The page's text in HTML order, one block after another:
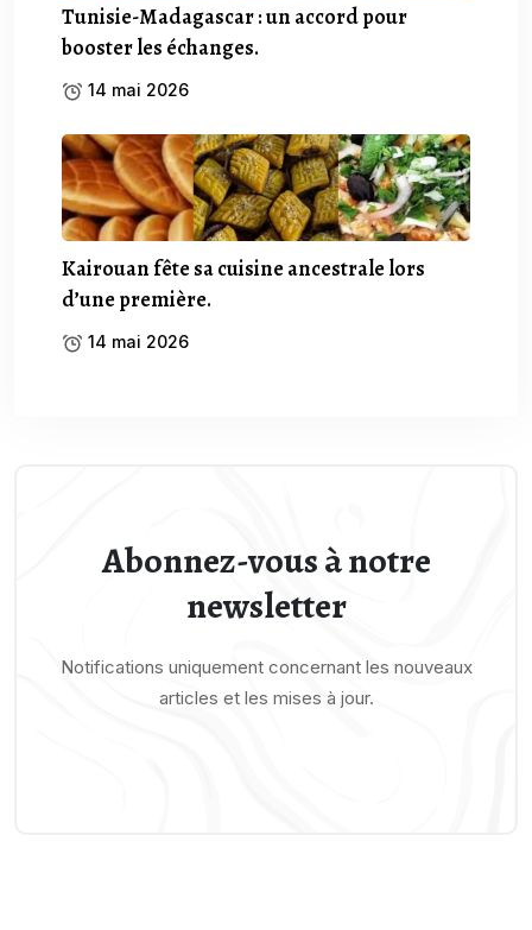
Tunisie-Madagascar : un accord pour
booster les échanges.
14 mai 2026
Kairouan fête sa cuisine ancestrale lors
d’une première.
14 mai 2026
Abonnez-vous à notre
newsletter
Notifications uniquement concernant les nouveaux
articles et les mises à jour.